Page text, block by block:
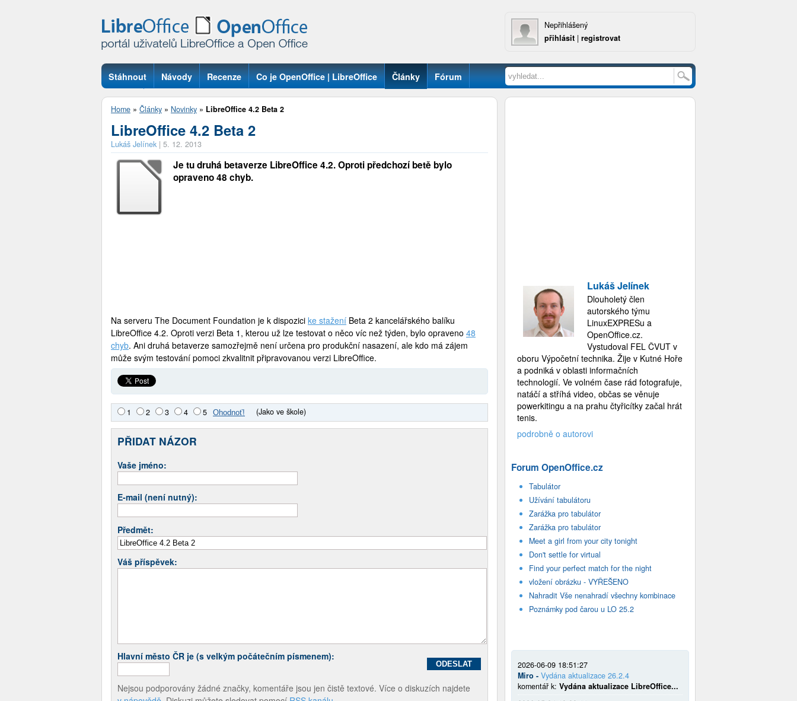
Nepřihlášený
přihlásit | registrovat
Stáhnout Návody Recenze Co je OpenOffice | LibreOffice Články Fórum
Otázky
Home » Články » Novinky » LibreOffice 4.2 Beta 2
LibreOffice 4.2 Beta 2
Lukáš Jelínek | 5. 12. 2013
Je tu druhá betaverze LibreOffice 4.2. Oproti předchozí betě bylo
opraveno 48 chyb.
Na serveru The Document Foundation je k dispozici ke stažení Beta 2 kancelářského balíku
LibreOffice 4.2. Oproti verzi Beta 1, kterou už lze testovat o něco víc než týden, bylo opraveno 48
chyb. Ani druhá betaverze samozřejmě není určena pro produkční nasazení, ale kdo má zájem
může svým testování pomoci zkvalitnit připravovanou verzi LibreOffice.
1 2 3 4 5 (Jako ve škole)
PŘIDAT NÁZOR
Vaše jméno:
E-mail (není nutný):
Předmět:
Váš příspěvek:
Hlavní město ČR je (s velkým počátečním písmenem):
Nejsou podporovány žádné značky, komentáře jsou jen čistě textové. Více o diskuzích najdete
Lukáš Jelínek
Dlouholetý člen
autorského týmu
LinuxEXPRESu a
OpenOffice.cz.
Vystudoval FEL ČVUT v
oboru Výpočetní technika. Žije v Kutné Hoře
a podniká v oblasti informačních
technologií. Ve volném čase rád fotografuje,
natáčí a stříhá video, občas se věnuje
powerkitingu a na prahu čtyřicítky začal hrát
tenis.
podrobně o autorovi
Forum OpenOffice.cz
Tabulátor
Užívání tabulátoru
Zarážka pro tabulátor
Zarážka pro tabulátor
Meet a girl from your city tonight
Don't settle for virtual
Find your perfect match for the night
vložení obrázku - VYŘEŠENO
Nahradit Vše nenahradí všechny kombinace
Poznámky pod čarou u LO 25.2
2026-06-09 18:51:27
Miro - Vydána aktualizace 26.2.4
komentář k: Vydána aktualizace LibreOffice...